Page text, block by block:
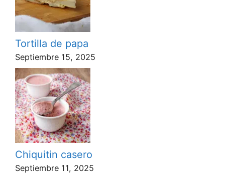
Tortilla de papa
Septiembre 15, 2025
Chiquitin casero
Septiembre 11, 2025